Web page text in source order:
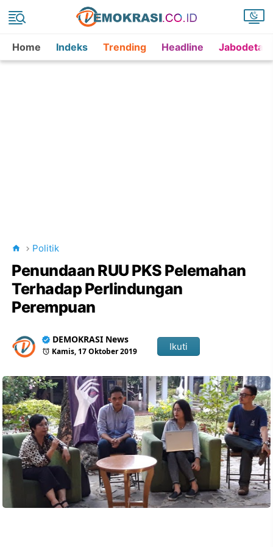
Home Indeks Trending Headline
Politik
Penundaan RUU PKS Pelemahan
Terhadap Perlindungan
Perempuan
DEMOKRASI News
Kamis, 17 Oktober 2019 Ikuti